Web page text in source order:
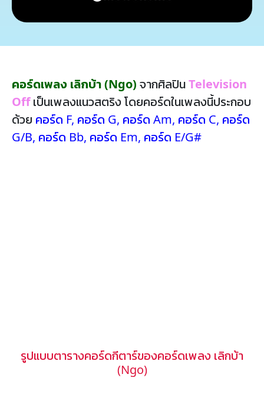
คอร์ดเพลง เลิกบ้า (Ngo) จากศิลปินTelevision
Offเป็นเพลงแนวสตริง โดยคอร์ดในเพลงนี้ประกอบ
ด้วย คอร์ด F, คอร์ด G, คอร์ด Am, คอร์ด C, คอร์ด
G/B, คอร์ด Bb, คอร์ด Em, คอร์ด E/G#
รูปแบบตารางคอร์ดกีตาร์ของคอร์ดเพลง เลิกบ้า
(Ngo)